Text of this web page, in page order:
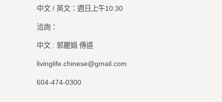
中文 / 英文：週日上午10:30
洽詢：
中文 : 郭麗娟 傳道
livinglife.chinese@gmail.com
604-474-0300